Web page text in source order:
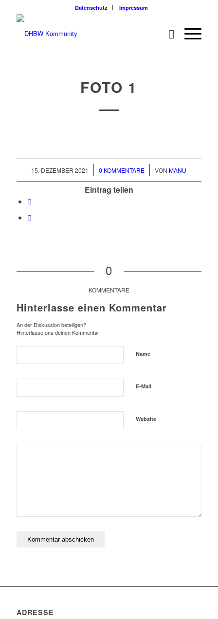
Datenschutz Impressum
FOTO 1
15. DEZEMBER 2021
/ 0 KOMMENTARE
/ VON MANU
Eintrag teilen
0
KOMMENTARE
Hinterlasse einen Kommentar
An der Diskussion beteiligen?
Hinterlasse uns deinen Kommentar!
Name
E-Mail
Website
ADRESSE